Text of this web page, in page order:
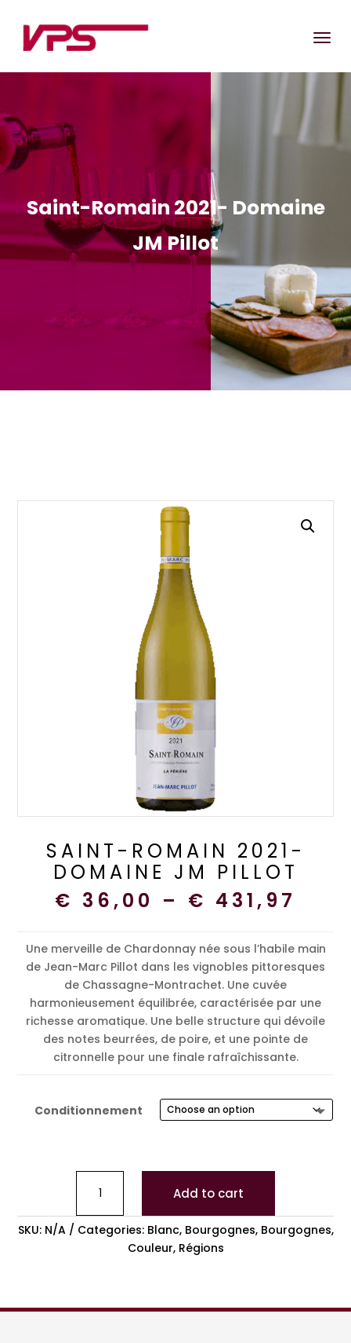
Saint-Romain 2021- Domaine
JM Pillot
SAINT-ROMAIN 2021-
DOMAINE JM PILLOT
€ 36,00 – € 431,97
Une merveille de Chardonnay née sous l’habile main
de Jean-Marc Pillot dans les vignobles pittoresques
de Chassagne-Montrachet. Une cuvée
harmonieusement équilibrée, caractérisée par une
richesse aromatique. Une belle structure qui dévoile
des notes beurrées, de poire, et une pointe de
citronnelle pour une finale rafraîchissante.
Conditionnement
Add to cart
SKU: N/A Categories: Blanc, Bourgognes, Bourgognes,
Couleur, Régions